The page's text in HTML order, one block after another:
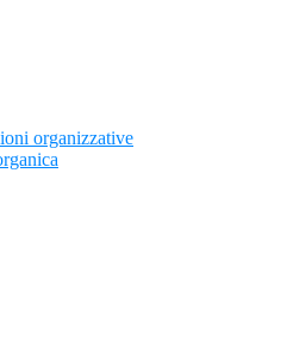
organizzative